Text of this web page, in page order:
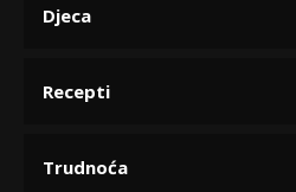
Djeca
Recepti
Trudnoća